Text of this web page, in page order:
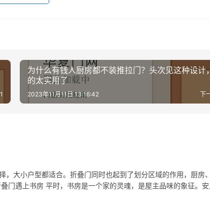
为什么有钱人厨房都不装推拉门？头次见这种设计
的太实用了
下
2023年11月11日 13:16:42
大小户型都适合。折叠门同时也起到了划分区域的作用，厨房
门遇上书房 平时，书房是一个家的灵魂，是屋主品味的象征。安